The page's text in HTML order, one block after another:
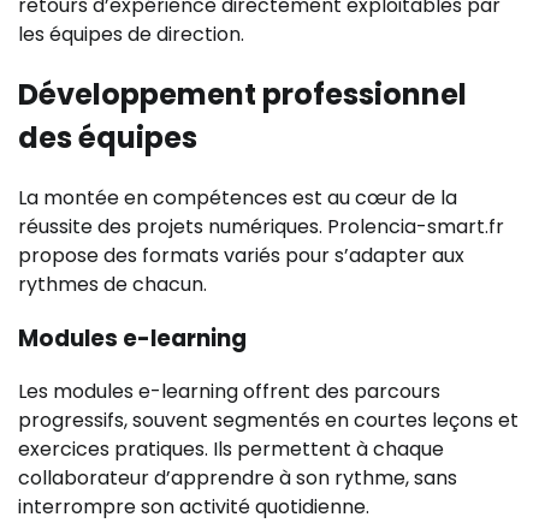
retours d’expérience directement exploitables par
les équipes de direction.
Développement professionnel
des équipes
La montée en compétences est au cœur de la
réussite des projets numériques. Prolencia-smart.fr
propose des formats variés pour s’adapter aux
rythmes de chacun.
Modules e-learning
Les modules e-learning offrent des parcours
progressifs, souvent segmentés en courtes leçons et
exercices pratiques. Ils permettent à chaque
collaborateur d’apprendre à son rythme, sans
interrompre son activité quotidienne.